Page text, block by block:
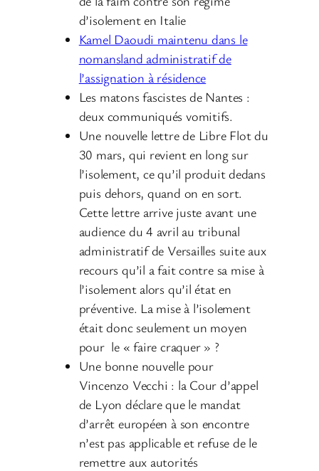
d’isolement en Italie
Kamel Daoudi maintenu dans le
nomansland administratif de
l’assignation à résidence
Les matons fascistes de Nantes :
deux communiqués vomitifs.
Une nouvelle lettre de Libre Flot du
30 mars, qui revient en long sur
l’isolement, ce qu’il produit dedans
puis dehors, quand on en sort.
Cette lettre arrive juste avant une
audience du 4 avril au tribunal
administratif de Versailles suite aux
recours qu’il a fait contre sa mise à
l’isolement alors qu’il état en
préventive. La mise à l’isolement
était donc seulement un moyen
pour le « faire craquer » ?
Une bonne nouvelle pour
Vincenzo Vecchi : la Cour d’appel
de Lyon déclare que le mandat
d’arrêt européen à son encontre
n’est pas applicable et refuse de le
remettre aux autorités